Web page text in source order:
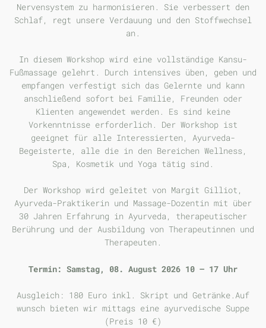
Nervensystem zu harmonisieren. Sie verbessert den
Schlaf, regt unsere Verdauung und den Stoffwechsel
an.
In diesem Workshop wird eine vollständige Kansu-
Fußmassage gelehrt. Durch intensives üben, geben und
empfangen verfestigt sich das Gelernte und kann
anschließend sofort bei Familie, Freunden oder
Klienten angewendet werden. Es sind keine
Vorkenntnisse erforderlich. Der Workshop ist
geeignet für alle Interessierten, Ayurveda-
Begeisterte, alle die in den Bereichen Wellness,
Spa, Kosmetik und Yoga tätig sind.
Der Workshop wird geleitet von Margit Gilliot,
Ayurveda-Praktikerin und Massage-Dozentin mit über
30 Jahren Erfahrung in Ayurveda, therapeutischer
Berührung und der Ausbildung von Therapeutinnen und
Therapeuten.
Termin: Samstag, 08. August 2026 10 – 17 Uhr
Ausgleich: 180 Euro inkl. Skript und Getränke.Auf
wunsch bieten wir mittags eine ayurvedische Suppe
(Preis 10 €)